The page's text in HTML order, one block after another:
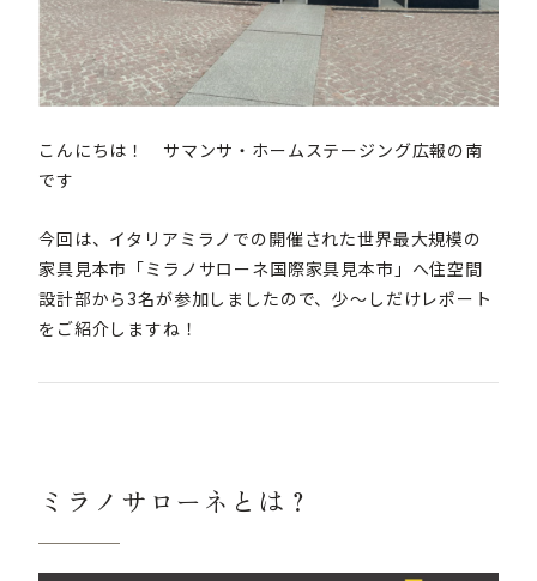
こんにちは！ サマンサ・ホームステージング広報の南
です
今回は、イタリアミラノでの開催された世界最大規模の
家具見本市「ミラノサローネ国際家具見本市」へ住空間
設計部から3名が参加しましたので、少～しだけレポート
をご紹介しますね！
ミラノサローネとは？